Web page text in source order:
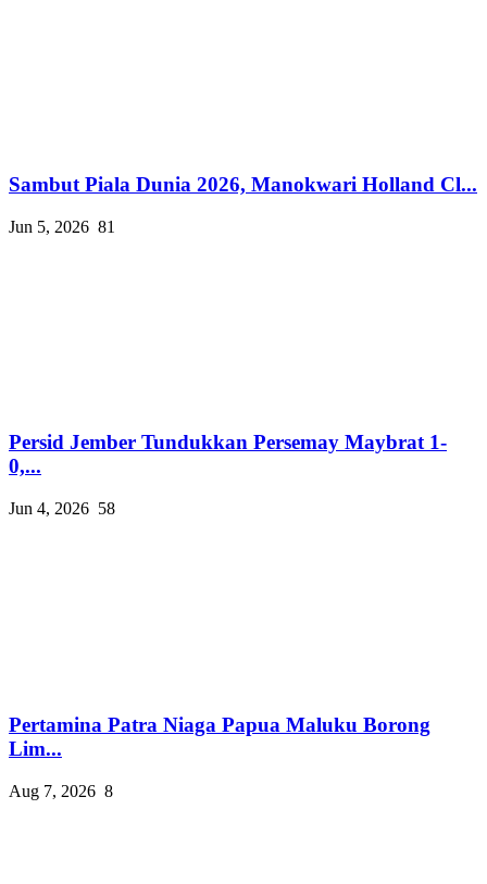
Sambut Piala Dunia 2026, Manokwari Holland Cl...
Jun 5, 2026 81
Persid Jember Tundukkan Persemay Maybrat 1-
0,...
Jun 4, 2026 58
Pertamina Patra Niaga Papua Maluku Borong
Lim...
Aug 7, 2026 8